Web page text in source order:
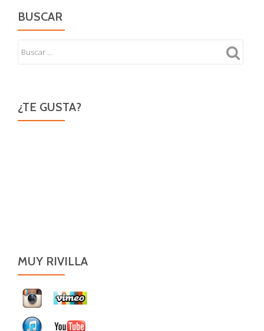
BUSCAR
¿TE GUSTA?
MUY RIVILLA